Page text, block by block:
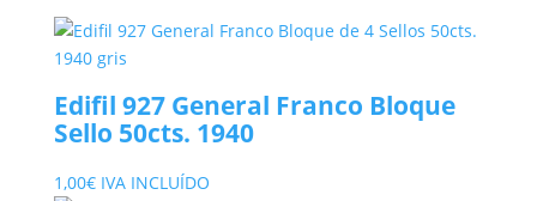
Edifil 927 General Franco Bloque
Sello 50cts. 1940
1,00€ IVA INCLUÍDO